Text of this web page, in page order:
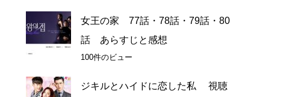
女王の家 77話・78話・79話・80
話 あらすじと感想
100件のビュー
ジキルとハイドに恋した私 視聴